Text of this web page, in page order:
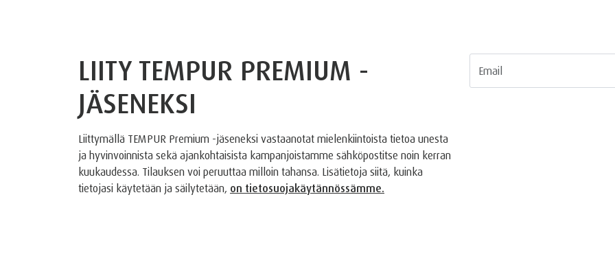
LIITY TEMPUR PREMIUM -
JÄSENEKSI
Liittymällä TEMPUR Premium -jäseneksi vastaanotat mielenkiintoista tietoa unesta
ja hyvinvoinnista sekä ajankohtaisista kampanjoistamme sähköpostitse noin kerran
kuukaudessa. Tilauksen voi peruuttaa milloin tahansa. Lisätietoja siitä, kuinka
tietojasi käytetään ja säilytetään, on tietosuojakäytännössämme.